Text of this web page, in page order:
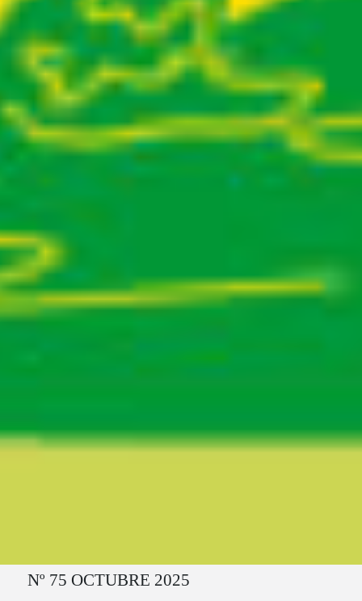
Ruta del sitio
Nº 75 OCTUBRE 2025